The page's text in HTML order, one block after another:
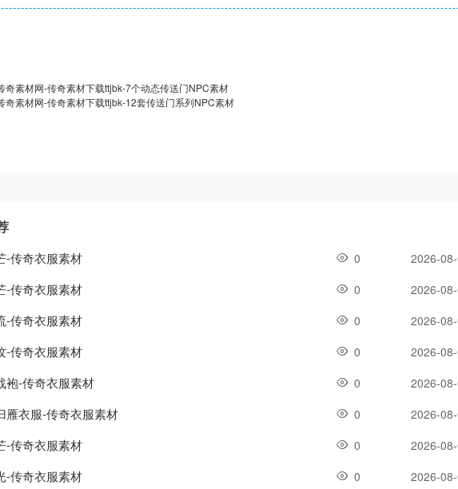
奇素材网-传奇素材下载ttjbk-7个动态传送门NPC素材
奇素材网-传奇素材下载ttjbk-12套传送门系列NPC素材
-传奇衣服素材 0 2026-
-传奇衣服素材 0 2026-
-传奇衣服素材 0 2026-
-传奇衣服素材 0 2026-
袍-传奇衣服素材 0 2026-
雁衣服-传奇衣服素材 0 2026-
-传奇衣服素材 0 2026-
-传奇衣服素材 0 2026-